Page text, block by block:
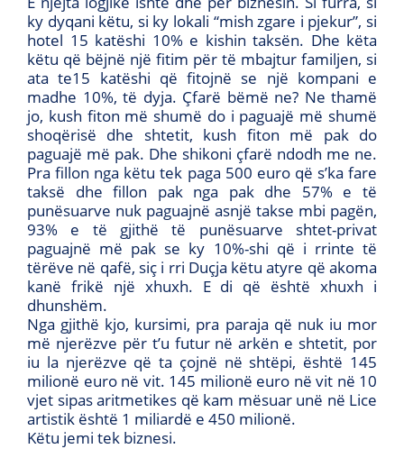
ky dyqani këtu, si ky lokali “mish zgare i pjekur”, si
hotel 15 katëshi 10% e kishin taksën. Dhe këta
këtu që bëjnë një fitim për të mbajtur familjen, si
ata te15 katëshi që fitojnë se një kompani e
madhe 10%, të dyja. Çfarë bëmë ne? Ne thamë
jo, kush fiton më shumë do i paguajë më shumë
shoqërisë dhe shtetit, kush fiton më pak do
paguajë më pak. Dhe shikoni çfarë ndodh me ne.
Pra fillon nga këtu tek paga 500 euro që s’ka fare
taksë dhe fillon pak nga pak dhe 57% e të
punësuarve nuk paguajnë asnjë takse mbi pagën,
93% e të gjithë të punësuarve shtet-privat
paguajnë më pak se ky 10%-shi që i rrinte të
tërëve në qafë, siç i rri Duçja këtu atyre që akoma
kanë frikë një xhuxh. E di që është xhuxh i
dhunshëm.
Nga gjithë kjo, kursimi, pra paraja që nuk iu mor
më njerëzve për t’u futur në arkën e shtetit, por
iu la njerëzve që ta çojnë në shtëpi, është 145
milionë euro në vit. 145 milionë euro në vit në 10
vjet sipas aritmetikes që kam mësuar unë në Lice
artistik është 1 miliardë e 450 milionë.
Këtu jemi tek biznesi.